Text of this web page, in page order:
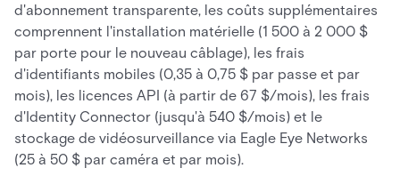
d'abonnement transparente, les coûts supplémentaires
comprennent l'installation matérielle (1 500 à 2 000 $
par porte pour le nouveau câblage), les frais
d'identifiants mobiles (0,35 à 0,75 $ par passe et par
mois), les licences API (à partir de 67 $/mois), les frais
d'Identity Connector (jusqu'à 540 $/mois) et le
stockage de vidéosurveillance via Eagle Eye Networks
(25 à 50 $ par caméra et par mois).